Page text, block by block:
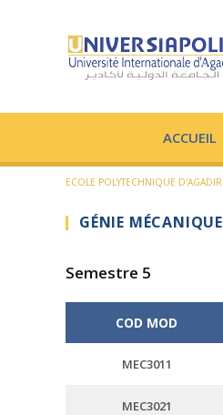
ACCUEIL
ECOLE POLYTECHNIQUE D'AGADIR
GÉNIE MÉCANIQUE
Semestre 5
COD MOD
MEC3011
MEC3021